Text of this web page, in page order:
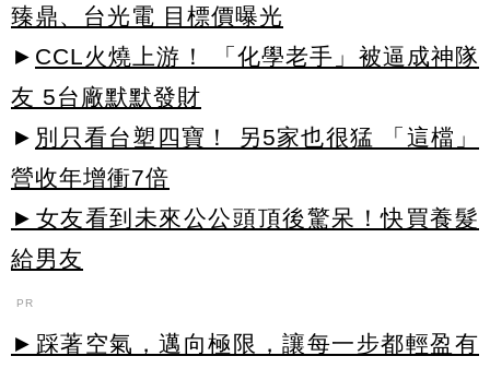
臻鼎、台光電 目標價曝光
► CCL火燒上游！ 「化學老手」被逼成神隊
友 5台廠默默發財
► 別只看台塑四寶！ 另5家也很猛 「這檔」
營收年增衝7倍
►女友看到未來公公頭頂後驚呆！快買養髮
給男友
PR
►踩著空氣，邁向極限，讓每一步都輕盈有